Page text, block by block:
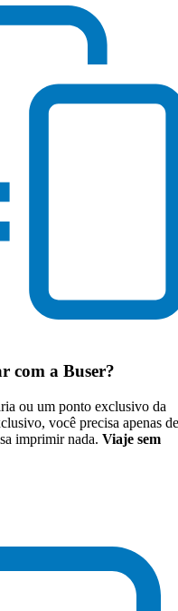
com a Buser?
ou um ponto exclusivo da
você precisa apenas de
imprimir nada. Viaje sem